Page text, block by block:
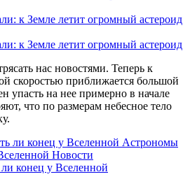
к Земле летит огромный астероид
к Земле летит огромный астероид
нас новостями. Теперь к
скоростью приближается большой
упасть на нее примерно в начале
что по размерам небесное тело
Астрономы
Новости
конец у Вселенной